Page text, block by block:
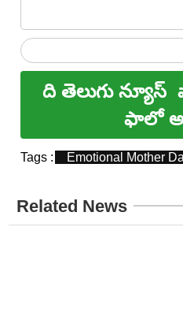
ది తెలుగు న్యూస్
ఫాలో
Tags : Emotional Mother
Related News